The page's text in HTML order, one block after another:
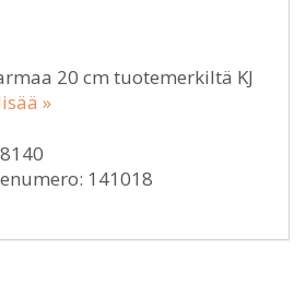
20 cm tuotemerkiltä KJ
»
141018